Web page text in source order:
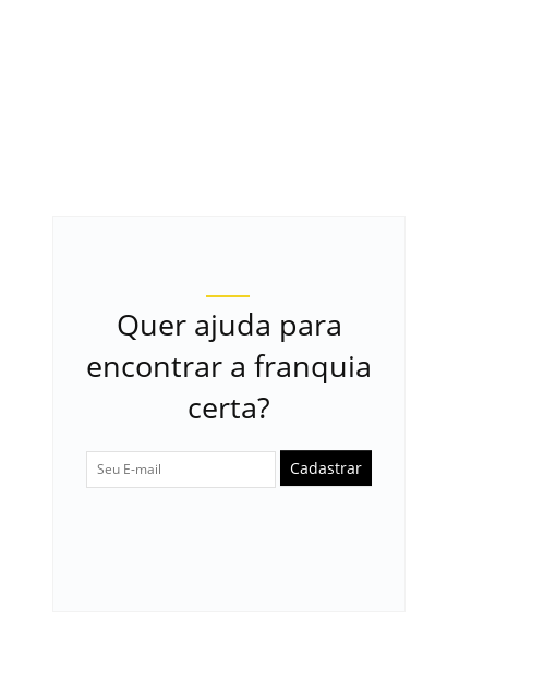
Quer ajuda para
encontrar a franquia
certa?
Cadastrar